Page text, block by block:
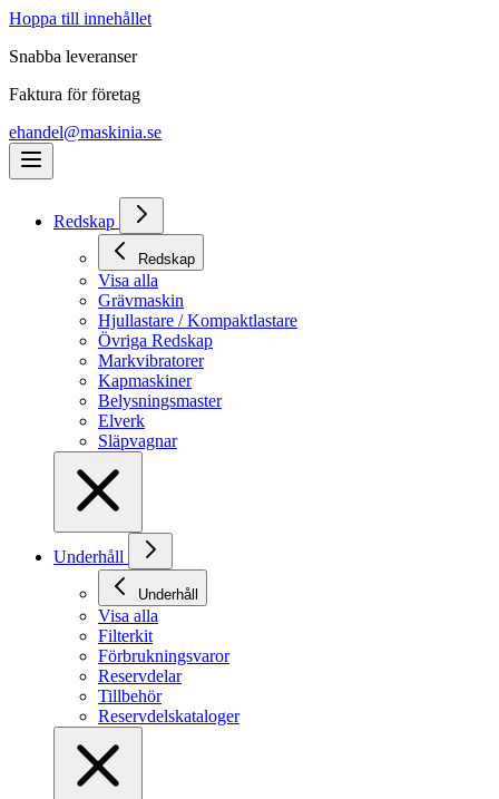
Hoppa till innehållet
Snabba leveranser
Faktura för företag
ehandel@maskinia.se
Redskap
Redskap
Visa alla
Grävmaskin
Hjullastare / Kompaktlastare
Övriga Redskap
Markvibratorer
Kapmaskiner
Belysningsmaster
Elverk
Släpvagnar
Underhåll
Underhåll
Visa alla
Filterkit
Förbrukningsvaror
Reservdelar
Tillbehör
Reservdelskataloger